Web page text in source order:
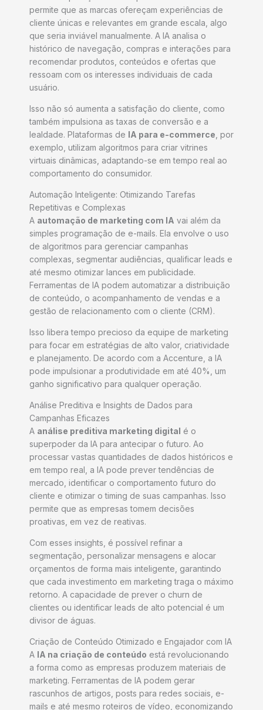
permite que as marcas ofereçam experiências de
cliente únicas e relevantes em grande escala, algo
que seria inviável manualmente. A IA analisa o
histórico de navegação, compras e interações para
recomendar produtos, conteúdos e ofertas que
ressoam com os interesses individuais de cada
usuário.
Isso não só aumenta a satisfação do cliente, como
também impulsiona as taxas de conversão e a
lealdade. Plataformas de IA para e-commerce , por
exemplo, utilizam algoritmos para criar vitrines
virtuais dinâmicas, adaptando-se em tempo real ao
comportamento do consumidor.
Automação Inteligente: Otimizando Tarefas
Repetitivas e Complexas
A automação de marketing com IA vai além da
simples programação de e-mails. Ela envolve o uso
de algoritmos para gerenciar campanhas
complexas, segmentar audiências, qualificar leads e
até mesmo otimizar lances em publicidade.
Ferramentas de IA podem automatizar a distribuição
de conteúdo, o acompanhamento de vendas e a
gestão de relacionamento com o cliente (CRM).
Isso libera tempo precioso da equipe de marketing
para focar em estratégias de alto valor, criatividade
e planejamento. De acordo com a Accenture, a IA
pode impulsionar a produtividade em até 40%, um
ganho significativo para qualquer operação.
Análise Preditiva e Insights de Dados para
Campanhas Eficazes
A análise preditiva marketing digital é o
superpoder da IA para antecipar o futuro. Ao
processar vastas quantidades de dados históricos e
em tempo real, a IA pode prever tendências de
mercado, identificar o comportamento futuro do
cliente e otimizar o timing de suas campanhas. Isso
permite que as empresas tomem decisões
proativas, em vez de reativas.
Com esses insights, é possível refinar a
segmentação, personalizar mensagens e alocar
orçamentos de forma mais inteligente, garantindo
que cada investimento em marketing traga o máximo
retorno. A capacidade de prever o churn de
clientes ou identificar leads de alto potencial é um
divisor de águas.
Criação de Conteúdo Otimizado e Engajador com IA
A IA na criação de conteúdo está revolucionando
a forma como as empresas produzem materiais de
marketing. Ferramentas de IA podem gerar
rascunhos de artigos, posts para redes sociais, e-
mails e até mesmo roteiros de vídeo, economizando